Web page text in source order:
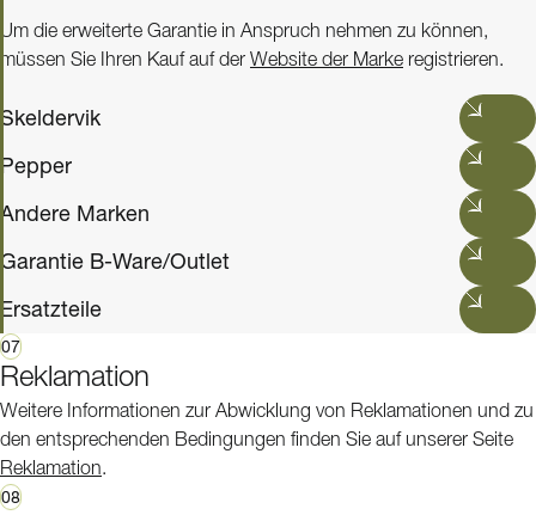
Um die erweiterte Garantie in Anspruch nehmen zu können,
müssen Sie Ihren Kauf auf der Website der Marke registrieren.
Skeldervik
Pepper
Andere Marken
Garantie B-Ware/Outlet
Ersatzteile
07
Reklamation
Weitere Informationen zur Abwicklung von Reklamationen und zu
den entsprechenden Bedingungen finden Sie auf unserer Seite
Reklamation.
08